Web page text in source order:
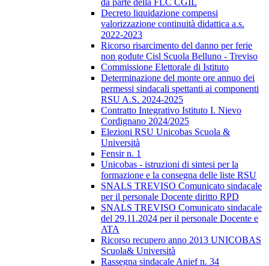
da parte della FLC CGIL
Decreto liquidazione compensi
valorizzazione continuità didattica a.s.
2022-2023
Ricorso risarcimento del danno per ferie
non godute Cisl Scuola Belluno - Treviso
Commissione Elettorale di Istituto
Determinazione del monte ore annuo dei
permessi sindacali spettanti ai componenti
RSU A.S. 2024-2025
Contratto Integrativo Istituto I. Nievo
Cordignano 2024/2025
Elezioni RSU Unicobas Scuola &
Università
Fensir n. 1
Unicobas - istruzioni di sintesi per la
formazione e la consegna delle liste RSU
SNALS TREVISO Comunicato sindacale
per il personale Docente diritto RPD
SNALS TREVISO Comunicato sindacale
del 29.11.2024 per il personale Docente e
ATA
Ricorso recupero anno 2013 UNICOBAS
Scuola& Università
Rassegna sindacale Anief n. 34